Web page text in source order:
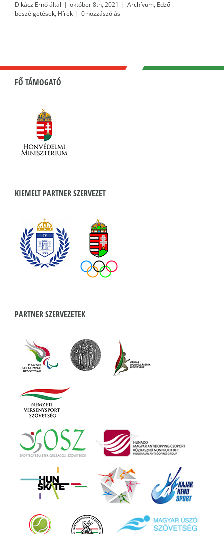
Dikácz Ernőáltal | október 8th, 2021 | Archívum, Edzői
beszélgetések, Hírek | 0 hozzászólás
FŐ TÁMOGATÓ
KIEMELT PARTNER SZERVEZET
PARTNER SZERVEZETEK